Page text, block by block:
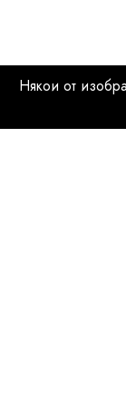
Някои от